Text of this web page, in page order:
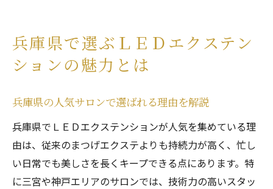
兵庫県で選ぶＬＥＤエクステン
ションの魅力とは
兵庫県の人気サロンで選ばれる理由を解説
兵庫県でＬＥＤエクステンションが人気を集めている理
由は、従来のまつげエクステよりも持続力が高く、忙し
い日常でも美しさを長くキープできる点にあります。特
に三宮や神戸エリアのサロンでは、技術力の高いスタッ